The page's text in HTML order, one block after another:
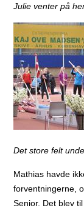
Julie venter på
Det store felt
Mathias havde
forventningerne,
Senior. Det blev